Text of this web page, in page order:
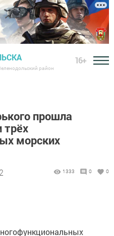
район
16+
прошла
трёх
морских
1333 0 0